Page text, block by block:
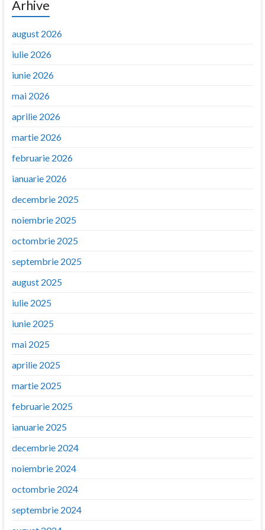
Arhive
august 2026
iulie 2026
iunie 2026
mai 2026
aprilie 2026
martie 2026
februarie 2026
ianuarie 2026
decembrie 2025
noiembrie 2025
octombrie 2025
septembrie 2025
august 2025
iulie 2025
iunie 2025
mai 2025
aprilie 2025
martie 2025
februarie 2025
ianuarie 2025
decembrie 2024
noiembrie 2024
octombrie 2024
septembrie 2024